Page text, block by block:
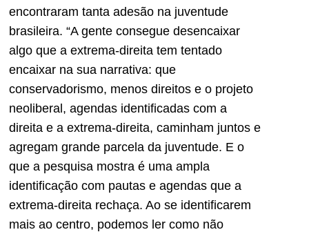
encontraram tanta adesão na juventude
brasileira. “A gente consegue desencaixar
algo que a extrema-direita tem tentado
encaixar na sua narrativa: que
conservadorismo, menos direitos e o projeto
neoliberal, agendas identificadas com a
direita e a extrema-direita, caminham juntos e
agregam grande parcela da juventude. E o
que a pesquisa mostra é uma ampla
identificação com pautas e agendas que a
extrema-direita rechaça. Ao se identificarem
mais ao centro, podemos ler como não